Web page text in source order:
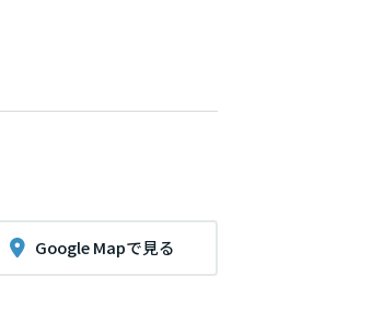
Google Mapで見る